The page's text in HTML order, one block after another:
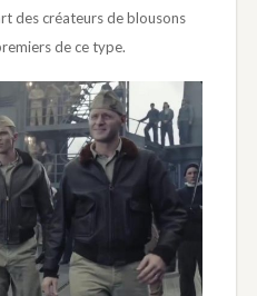
des créateurs de blousons
de ce type.